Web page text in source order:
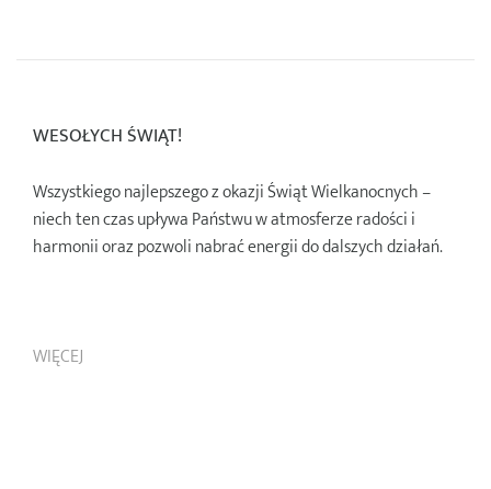
WESOŁYCH ŚWIĄT!
Wszystkiego najlepszego z okazji Świąt Wielkanocnych –
niech ten czas upływa Państwu w atmosferze radości i
harmonii oraz pozwoli nabrać energii do dalszych działań.
WIĘCEJ